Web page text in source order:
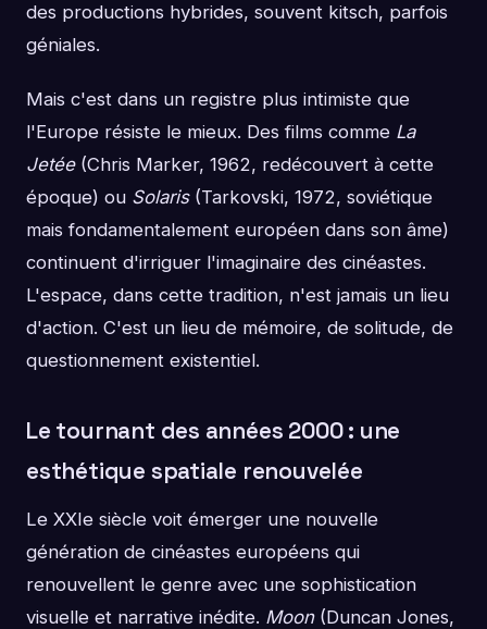
des productions hybrides, souvent kitsch, parfois
géniales.
Mais c'est dans un registre plus intimiste que
l'Europe résiste le mieux. Des films comme La
Jetée(Chris Marker, 1962, redécouvert à cette
époque) ou Solaris(Tarkovski, 1972, soviétique
mais fondamentalement européen dans son âme)
continuent d'irriguer l'imaginaire des cinéastes.
L'espace, dans cette tradition, n'est jamais un lieu
d'action. C'est un lieu de mémoire, de solitude, de
questionnement existentiel.
Le tournant des années 2000 : une
esthétique spatiale renouvelée
Le XXIe siècle voit émerger une nouvelle
génération de cinéastes européens qui
renouvellent le genre avec une sophistication
visuelle et narrative inédite. Moon(Duncan Jones,